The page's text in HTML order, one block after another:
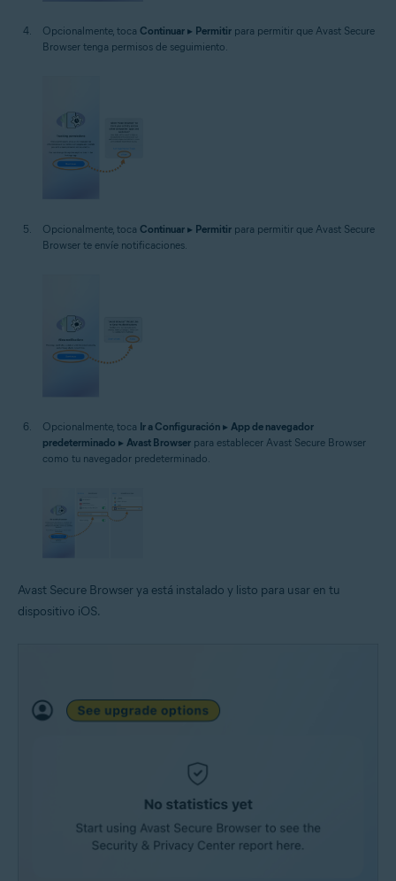
Opcionalmente, toca Continuar ▸ Permitir para permitir que Avast Secure
Browser tenga permisos de seguimiento.
Opcionalmente, toca Continuar ▸ Permitir para permitir que Avast Secure
Browser te envíe notificaciones.
Opcionalmente, toca Ir a Configuración ▸ App de navegador
predeterminado ▸ Avast Browser para establecer Avast Secure Browser
como tu navegador predeterminado.
Avast Secure Browser ya está instalado y listo para usar en tu
dispositivo iOS.